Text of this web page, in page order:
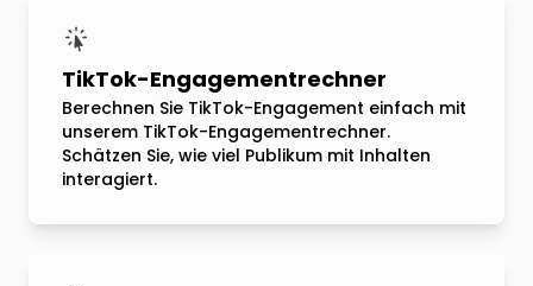
TikTok-Engagementrechner
Berechnen Sie TikTok-Engagement einfach mit
unserem TikTok-Engagementrechner.
Schätzen Sie, wie viel Publikum mit Inhalten
interagiert.